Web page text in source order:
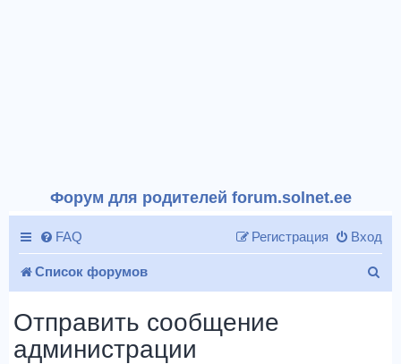
Форум для родителей forum.solnet.ee
FAQ Вход
Регистрация
Список форумов
Отправить сообщение
администрации